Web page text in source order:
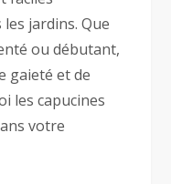
jardins. Que
ou débutant,
gaieté et de
les capucines
votre